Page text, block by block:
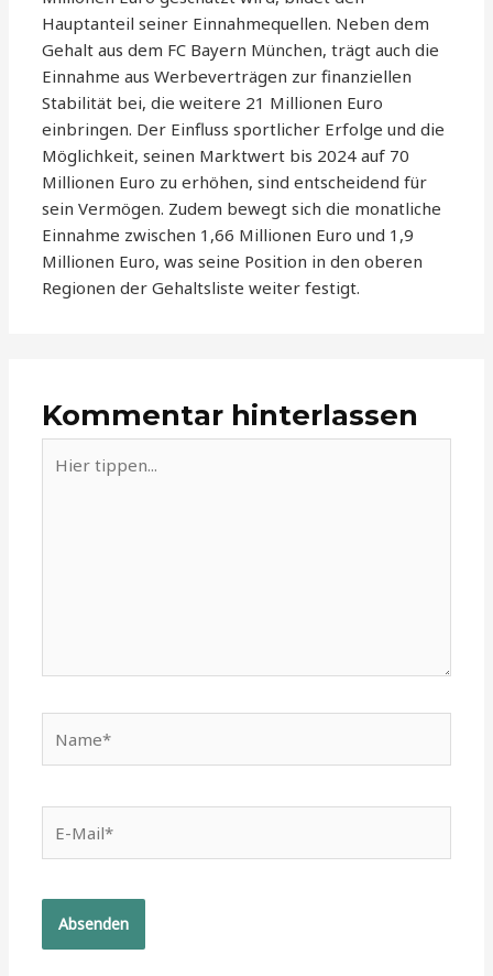
Hauptanteil seiner Einnahmequellen. Neben dem
Gehalt aus dem FC Bayern München, trägt auch die
Einnahme aus Werbeverträgen zur finanziellen
Stabilität bei, die weitere 21 Millionen Euro
einbringen. Der Einfluss sportlicher Erfolge und die
Möglichkeit, seinen Marktwert bis 2024 auf 70
Millionen Euro zu erhöhen, sind entscheidend für
sein Vermögen. Zudem bewegt sich die monatliche
Einnahme zwischen 1,66 Millionen Euro und 1,9
Millionen Euro, was seine Position in den oberen
Regionen der Gehaltsliste weiter festigt.
Kommentar hinterlassen
tippen...
Mail*